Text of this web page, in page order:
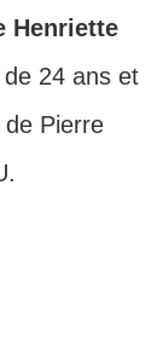
Henriette
24 ans et
Pierre